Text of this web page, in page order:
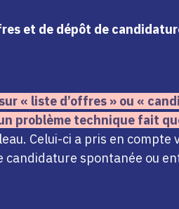
et de dépôt de
« liste d’offres » ou «
problème technique fait
Celui-ci a pris en compte
spontanée ou